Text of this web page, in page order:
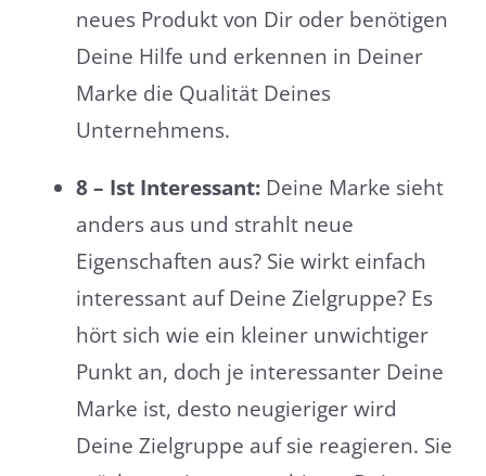
neues Produkt von Dir oder benötigen
Deine Hilfe und erkennen in Deiner
Marke die Qualität Deines
Unternehmens.
8 – Ist Interessant: Deine Marke sieht
anders aus und strahlt neue
Eigenschaften aus? Sie wirkt einfach
interessant auf Deine Zielgruppe? Es
hört sich wie ein kleiner unwichtiger
Punkt an, doch je interessanter Deine
Marke ist, desto neugieriger wird
Deine Zielgruppe auf sie reagieren. Sie